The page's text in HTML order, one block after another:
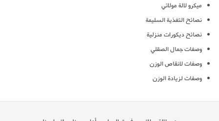
ميكرو لالة مولاتي
نصائح التغذية السليمة
نصائح ديكورات منزلية
وصفات جمال الصقلي
وصفات لانقاص الوزن
وصفات لزيادة الوزن